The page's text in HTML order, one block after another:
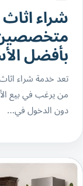
شراء
متخصصين
بأفضل
تعد خدمة شراء
من يرغب في بيع
دون الدخول في…